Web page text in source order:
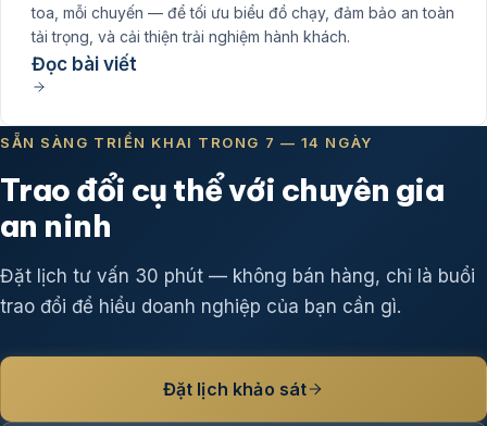
toa, mỗi chuyến — để tối ưu biểu đồ chạy, đảm bảo an toàn
tải trọng, và cải thiện trải nghiệm hành khách.
Đọc bài viết
SẴN SÀNG TRIỂN KHAI TRONG 7 — 14 NGÀY
Trao đổi cụ thể với chuyên gia
an ninh
Đặt lịch tư vấn 30 phút — không bán hàng, chỉ là buổi
trao đổi để hiểu doanh nghiệp của bạn cần gì.
Đặt lịch khảo sát